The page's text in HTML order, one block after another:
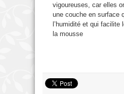
vigoureuses, car elles
une couche en surface
l’humidité et qui facilite
la mousse